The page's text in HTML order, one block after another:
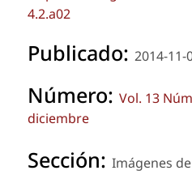
4.2.a02
Publicado: 2014-11-
Número: Vol. 13
diciembre
Sección: Imágenes